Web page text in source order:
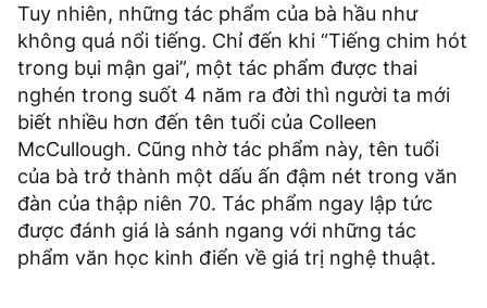
Tuy nhiên, những tác phẩm của bà hầu như
không quá nổi tiếng. Chỉ đến khi “Tiếng chim hót
trong bụi mận gai”, một tác phẩm được thai
nghén trong suốt 4 năm ra đời thì người ta mới
biết nhiều hơn đến tên tuổi của Colleen
McCullough. Cũng nhờ tác phẩm này, tên tuổi
của bà trở thành một dấu ấn đậm nét trong văn
đàn của thập niên 70. Tác phẩm ngay lập tức
được đánh giá là sánh ngang với những tác
phẩm văn học kinh điển về giá trị nghệ thuật.